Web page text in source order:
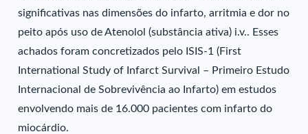
significativas nas dimensões do infarto, arritmia e dor no
peito após uso de Atenolol (substância ativa) i.v.. Esses
achados foram concretizados pelo ISIS-1 (First
International Study of Infarct Survival – Primeiro Estudo
Internacional de Sobrevivência ao Infarto) em estudos
envolvendo mais de 16.000 pacientes com infarto do
miocárdio.